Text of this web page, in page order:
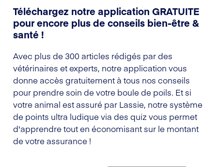
Téléchargez notre application GRATUITE
pour encore plus de conseils bien-être &
santé !
Avec plus de 300 articles rédigés par des
vétérinaires et experts, notre application vous
donne accès gratuitement à tous nos conseils
pour prendre soin de votre boule de poils. Et si
votre animal est assuré par Lassie, notre système
de points ultra ludique via des quiz vous permet
d'apprendre tout en économisant sur le montant
de votre assurance !